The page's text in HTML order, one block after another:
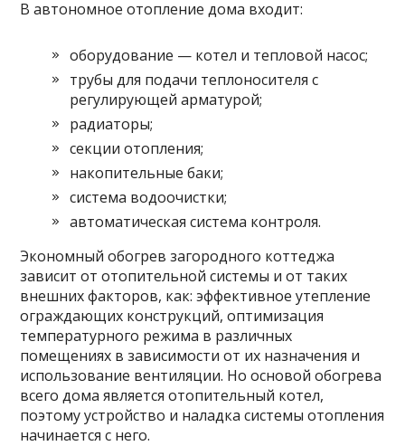
В автономное отопление дома входит:
оборудование — котел и тепловой насос;
трубы для подачи теплоносителя с
регулирующей арматурой;
радиаторы;
секции отопления;
накопительные баки;
система водоочистки;
автоматическая система контроля.
Экономный обогрев загородного коттеджа
зависит от отопительной системы и от таких
внешних факторов, как: эффективное утепление
ограждающих конструкций, оптимизация
температурного режима в различных
помещениях в зависимости от их назначения и
использование вентиляции. Но основой обогрева
всего дома является отопительный котел,
поэтому устройство и наладка системы отопления
начинается с него.